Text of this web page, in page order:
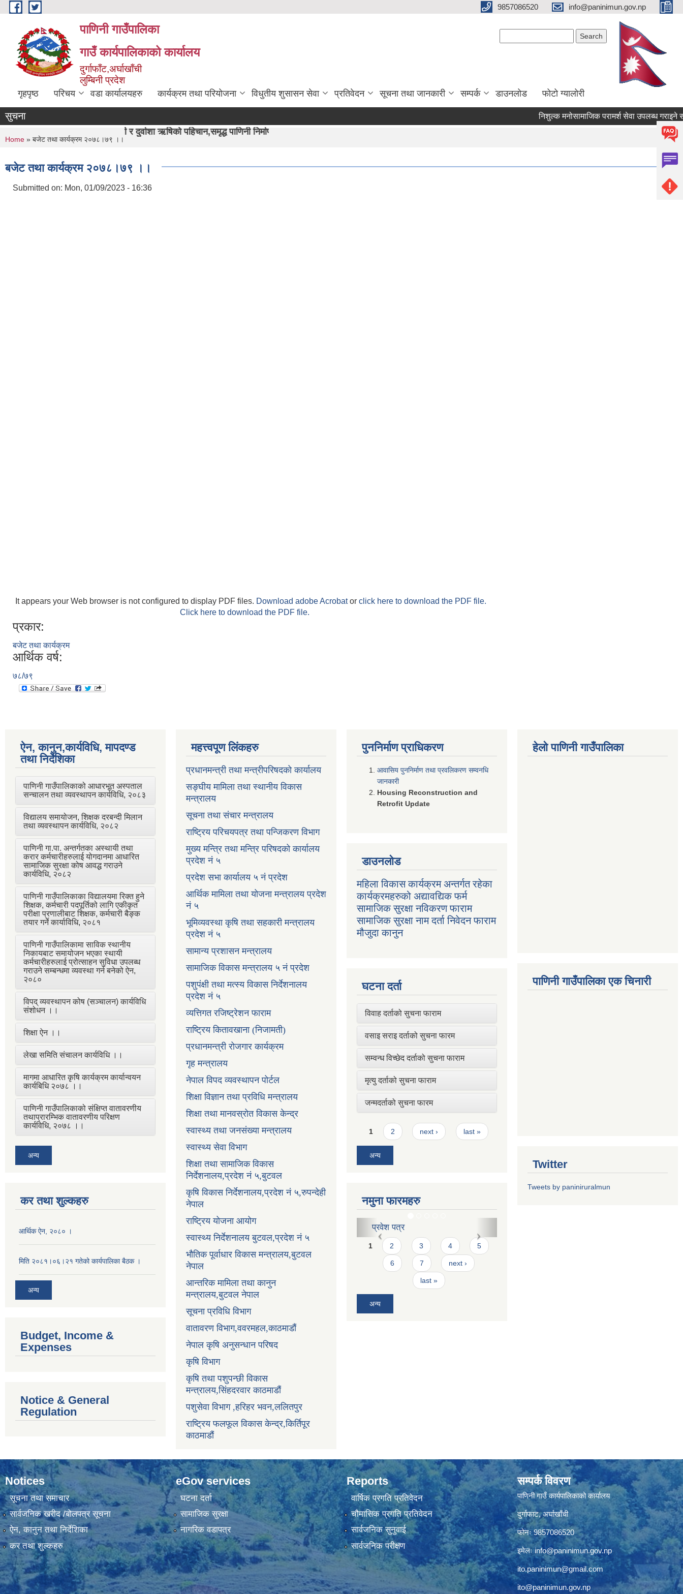
Skip to main content 9857086520 info@paninimun.gov.np
पाणिनी गाउँपालिका
गाउँ कार्यपालिकाको कार्यालय
दुर्गाफाँट,अर्घाखाँची
लुम्बिनी प्रदेश
गृहपृष्ठ परिचय वडा कार्यालयहरु कार्यक्रम तथा परियोजना विधुतीय शुसासन सेवा प्रतिवेदन सूचना तथा जानकारी सम्पर्क डाउनलोड फोटो ग्यालोरी
"पाणिनी र दुर्वाशा ऋषिको पहिचान,समृद्ध पाणिनी निर्माण हाम्रो अभीयान"।
सुचना निशुल्क मनोसामाजिक परामर्श सेवा उपलब्ध गराइने सम्बन्धि
You are here
Home » बजेट तथा कार्यक्रम २०७८।७९ ।।
बजेट तथा कार्यक्रम २०७८।७९ ।।
Submitted on: Mon, 01/09/2023 - 16:36
It appears your Web browser is not configured to display PDF files. Download adobe Acrobator click here to download the PDF file.
Click here to download the PDF file.
प्रकार:
बजेट तथा कार्यक्रम
आर्थिक वर्ष:
७८/७९
ऐन, कानुन,कार्यविधि, मापदण्ड
तथा निर्देशिका
पाणिनी गाउँपालिकाको आधारभूत अस्पताल
सन्चालन तथा व्यवस्थापन कार्यविधि, २०८३
विद्यालय समायोजन, शिक्षक दरबन्दी मिलान
तथा व्यवस्थापन कार्यविधि, २०८२
पाणिनी गा.पा. अन्तर्गतका अस्थायी तथा
करार कर्मचारीहरुलाई योगदानमा आधारित
सामाजिक सुरक्षा कोष आवद्ध गराउने
कार्यविधि, २०८२
पाणिनी गाउँपालिकाका विद्यालयमा रिक्त हुने
शिक्षक, कर्मचारी पदपूर्तिको लागि एकीकृत
परीक्षा प्रणालीबाट शिक्षक, कर्मचारी बैङ्क
तयार गर्ने कार्याविधि, २०८१
पाणिनी गाउँपालिकामा साविक स्थानीय
निकायबाट समायोजन भएका स्थायी
कर्मचारीहरुलाई प्रोत्साहन सुविधा उपलब्ध
गराउने सम्बन्धमा व्यवस्था गर्न बनेको ऐन,
२०८०
विपद् व्यवस्थापन कोष (सञ्चालन) कार्यविधि
संशोधन ।।
शिक्षा ऐन ।।
लेखा समिति संचालन कार्यविधि ।।
मागमा आधारित कृषि कार्यक्रम कार्यान्वयन
कार्यबिधि २०७८ ।।
पाणिनी गाउँपालिकाको संक्षिप्त वातावरणीय
तथाप्रारम्भिक वातावरणीय परिक्षण
कार्यविधि, २०७८ ।।
अन्य
कर तथा शुल्कहरु
आर्थिक ऐन, २०८० ।
मिति २०८१।०६।२१ गतेको कार्यपालिका बैठक ।
अन्य
Budget, Income &
Expenses
Notice & General
Regulation
महत्त्वपूण लिंकहरु
प्रधानमन्त्री तथा मन्त्रीपरिषदको कार्यालय
सङ्घीय मामिला तथा स्थानीय विकास
मन्त्रालय
सूचना तथा संचार मन्त्रालय
राष्ट्रिय परिचयपत्र तथा पन्जिकरण विभाग
मुख्य मन्त्रि तथा मन्त्रि परिषदको कार्यालय
प्रदेश नं ५
प्रदेश सभा कार्यालय ५ नं प्रदेश
आर्थिक मामिला तथा योजना मन्त्रालय प्रदेश
नं ५
भूमिव्यवस्था कृषि तथा सहकारी मन्त्रालय
प्रदेश नं ५
सामान्य प्रशासन मन्त्रालय
सामाजिक विकास मन्त्रालय ५ नं प्रदेश
पशुपंक्षी तथा मत्स्य विकास निर्देशनालय
प्रदेश नं ५
व्यत्तिगत रजिष्ट्रेशन फाराम
राष्ट्रिय कितावखाना (निजामती)
प्रधानमन्त्री रोजगार कार्यक्रम
गृह मन्त्रालय
नेपाल विपद व्यवस्थापन पोर्टल
शिक्षा विज्ञान तथा प्रविधि मन्त्रालय
शिक्षा तथा मानवस्रोत विकास केन्द्र
स्वास्थ्य तथा जनसंख्या मन्त्रालय
स्वास्थ्य सेवा विभाग
शिक्षा तथा सामाजिक विकास
निर्देशनालय,प्रदेश नं ५,बुटवल
कृषि विकास निर्देशनालय,प्रदेश नं ५,रुपन्देही
नेपाल
राष्ट्रिय योजना आयोग
स्वास्थ्य निर्देशनालय बुटवल,प्रदेश नं ५
भौतिक पूर्वाधार विकास मन्त्रालय,बुटवल
नेपाल
आन्तरिक मामिला तथा कानुन
मन्त्रालय,बुटवल नेपाल
सूचना प्रविधि विभाग
वातावरण विभाग,ववरमहल,काठमाडौं
नेपाल कृषि अनुसन्धान परिषद
कृषि विभाग
कृषि तथा पशुपन्छी विकास
मन्त्रालय,सिंहदरवार काठमाडौं
पशुसेवा विभाग ,हरिहर भवन,ललितपुर
राष्ट्रिय फलफूल विकास केन्द्र,किर्तिपूर
काठमाडौं
पुननिर्माण प्राधिकरण
आवासिय पुननिर्माण तथा प्रवलिकरण सम्वनधि
जानकारी
Housing Reconstruction and
Retrofit Update
डाउनलोड
महिला विकास कार्यक्रम अन्तर्गत रहेका
कार्यक्रमहरुको अद्यावद्यिक फर्म
सामाजिक सुरक्षा नविकरण फाराम
सामाजिक सुरक्षा नाम दर्ता निवेदन फाराम
मौजुदा कानुन
घटना दर्ता
विवाह दर्ताको सुचना फाराम
वसाइ सराइ दर्ताको सुचना फारम
सम्वन्ध विच्छेद दर्ताको सुचना फाराम
मृत्यु दर्ताको सुचना फाराम
जन्मदर्ताको सुचना फारम
Pages
1 2 next › last »
अन्य
नमुना फारमहरु
करार सेवाको लागि दरखास्त फारमः
Pages
1 2 3 4 5
6 7 next ›
last »
अन्य
हेलो पाणिनी गाउँपालिका
पाणिनी गाउँपालिका एक चिनारी
Twitter
Tweets by paniniruralmun
Notices
सूचना तथा समाचार
सार्वजनिक खरीद /बोलपत्र सूचना
ऐन, कानुन तथा निर्देशिका
कर तथा शुल्कहरु
eGov services
घटना दर्ता
सामाजिक सुरक्षा
नागरिक वडापत्र
Reports
वार्षिक प्रगति प्रतिवेदन
चौमासिक प्रगति प्रतिवेदन
सार्वजनिक सुनुवाई
सार्वजनिक परीक्षण
सम्पर्क विवरण
पाणिनी गाउँ कार्यपालिकाको कार्यालय
दुर्गाफाट, अर्घाखाँची
फोनः 9857086520
इमेलःinfo@paninimun.gov.np
ito.paninimun@gmail.com
ito@paninimun.gov.np